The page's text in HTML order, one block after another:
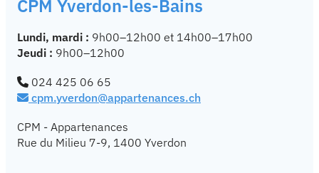
CPM Yverdon-les-Bains
Lundi, mardi : 9h00–12h00 et 14h00–17h00
Jeudi : 9h00–12h00
024 425 06 65
cpm.yverdon@appartenances.ch
CPM - Appartenances
Rue du Milieu 7-9, 1400 Yverdon